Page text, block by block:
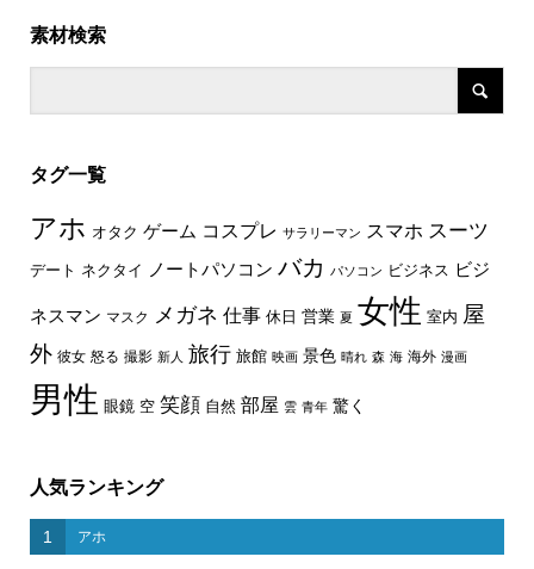
素材検索
タグ一覧
アホ オタク ゲーム コスプレ サラリーマン スマホ スーツ
デート ネクタイ ノートパソコン バカ パソコン ビジネス ビジ
ネスマン マスク メガネ 仕事 休日 営業 夏 女性 室内 屋
外 彼女 怒る 撮影 新人 旅行 旅館 映画 景色 晴れ 森 海 海外 漫画
男性 眼鏡 空 笑顔 自然 部屋 雲 青年 驚く
人気ランキング
1 アホ